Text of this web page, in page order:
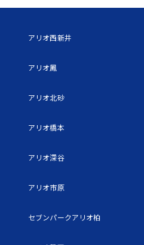
アリオ西新井
アリオ鳳
アリオ北砂
アリオ橋本
アリオ深谷
アリオ市原
セブンパークアリオ柏